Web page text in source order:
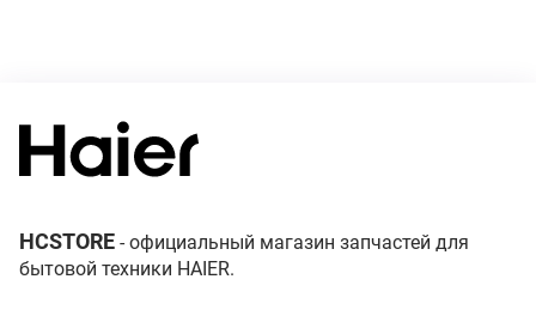
HCSTORE - официальный магазин запчастей для
бытовой техники HAIER.